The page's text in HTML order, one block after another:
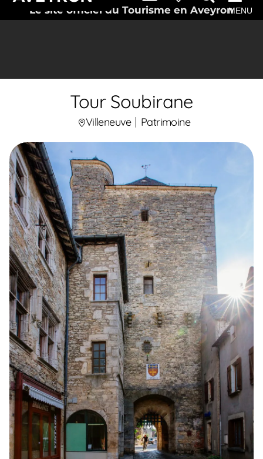
Le site officiel du Tourisme en AveyronMENU
Tour Soubirane
Villeneuve Patrimoine